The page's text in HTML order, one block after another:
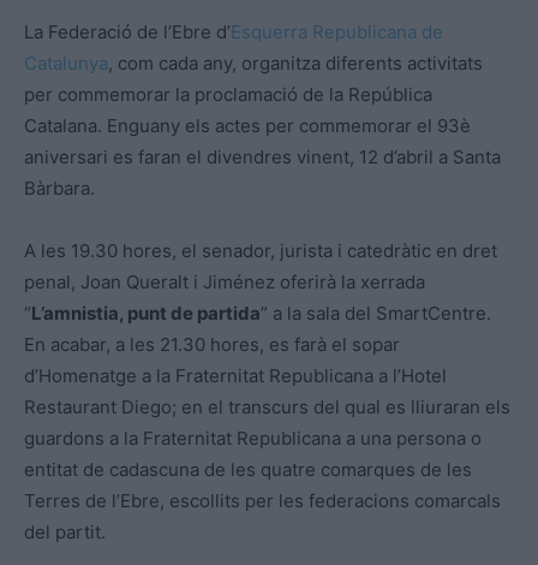
La Federació de l’Ebre d’Esquerra Republicana de
Catalunya, com cada any, organitza diferents activitats
per commemorar la proclamació de la República
Catalana. Enguany els actes per commemorar el 93è
aniversari es faran el divendres vinent, 12 d’abril a Santa
Bàrbara.
A les 19.30 hores, el senador, jurista i catedràtic en dret
penal, Joan Queralt i Jiménez oferirà la xerrada
“L’amnistia, punt de partida” a la sala del SmartCentre.
En acabar, a les 21.30 hores, es farà el sopar
d’Homenatge a la Fraternitat Republicana a l’Hotel
Restaurant Diego; en el transcurs del qual es lliuraran els
guardons a la Fraternitat Republicana a una persona o
entitat de cadascuna de les quatre comarques de les
Terres de l’Ebre, escollits per les federacions comarcals
del partit.